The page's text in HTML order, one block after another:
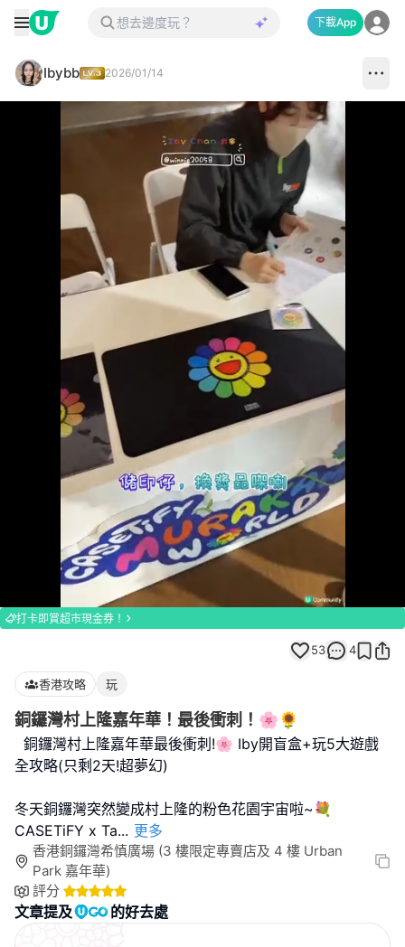
下載App
Ibybb 2026/01/14
Loaded
100.00%
打卡即賞超市現金券！
53 4
香港攻略 玩
銅鑼灣村上隆嘉年華！最後衝刺！🌸🌻
銅鑼灣村上隆嘉年華最後衝刺!🌸 Iby開盲盒+玩5大遊戲
全攻略(只剩2天!超夢幻)
冬天銅鑼灣突然變成村上隆的粉色花園宇宙啦~💐
CASETiFY x Ta... 更多
香港銅鑼灣希慎廣場 (3 樓限定專賣店及 4 樓 Urban
Park 嘉年華)
評分
文章提及 的好去處